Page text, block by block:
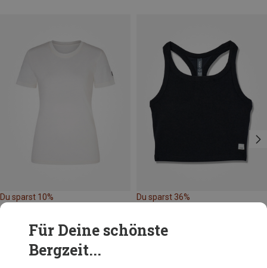
Du sparst 10% Du sparst 36%
Für Deine schönste
Bergzeit...